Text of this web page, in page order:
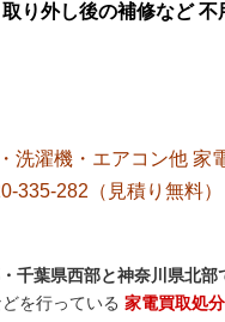
り外し後の補修など
洗濯機・エアコン他 家
335-282（見積り無料）
千葉県西部と神奈川県北
どを行っている 家電買取処